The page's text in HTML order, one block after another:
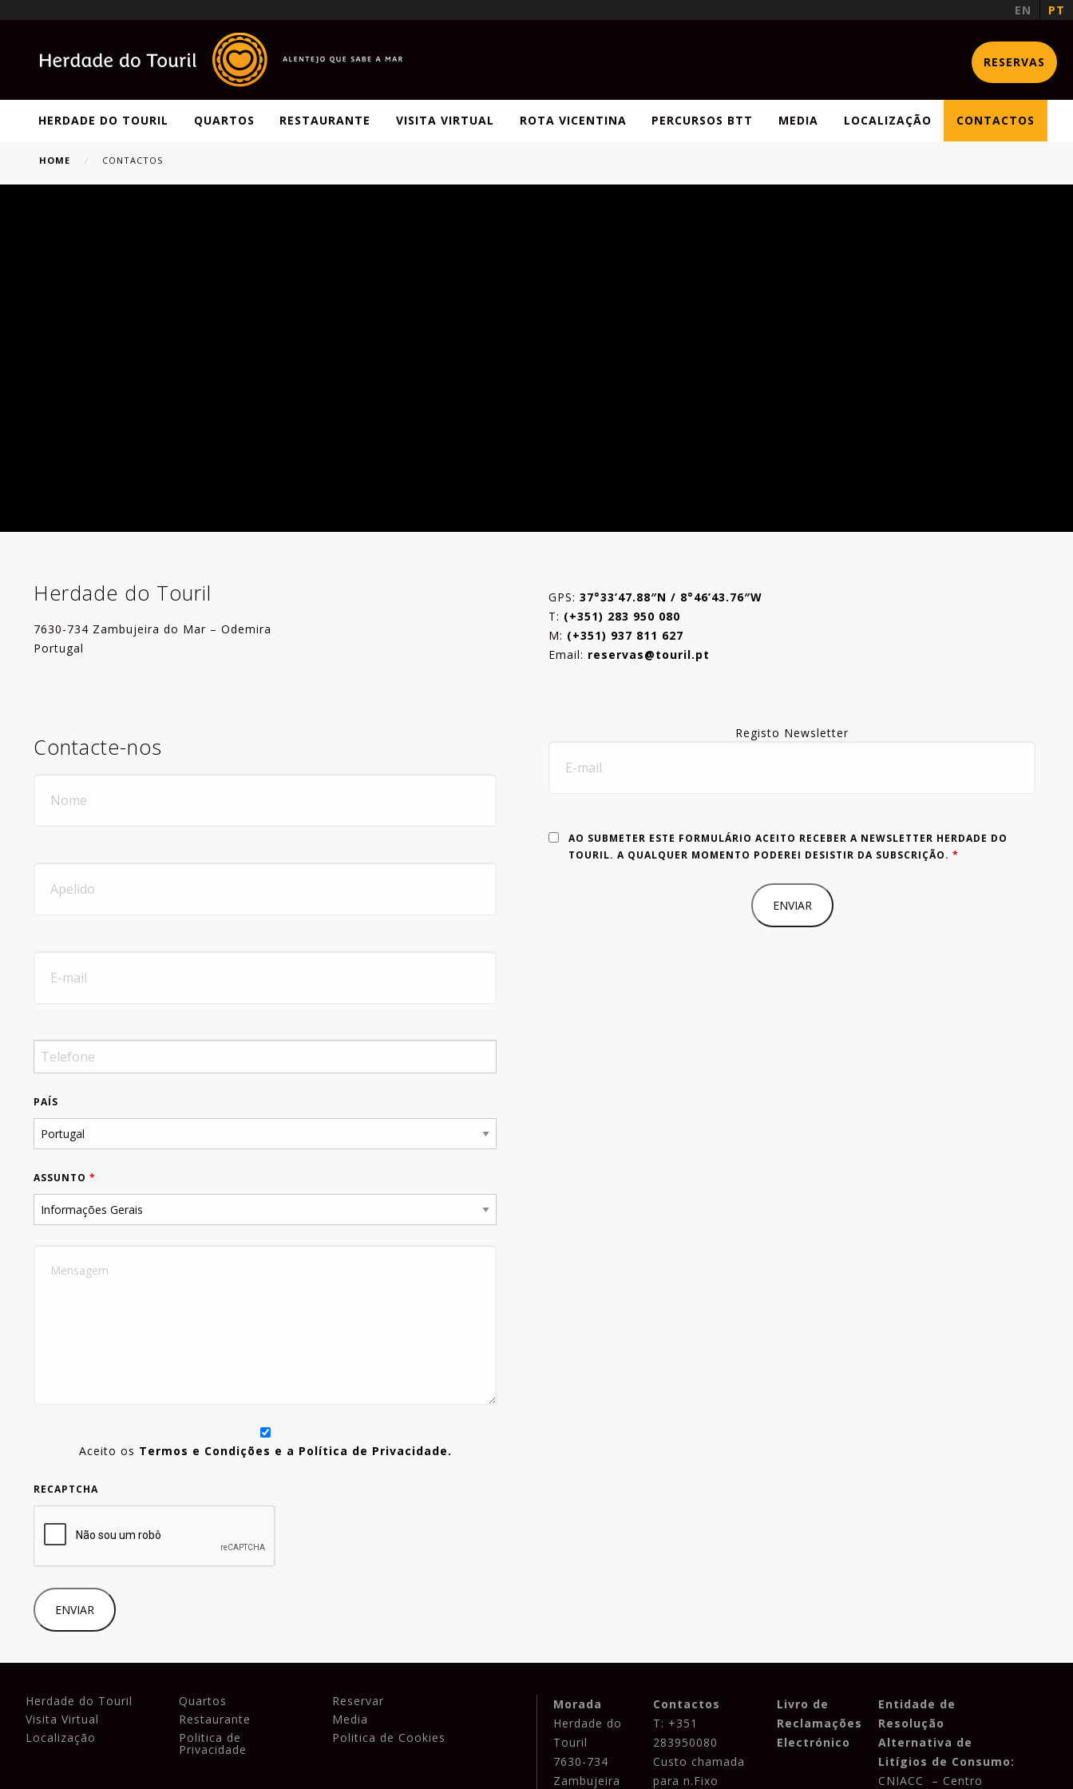
HERDADE DO TOURIL QUARTOS RESTAURANTE VISITA VIRTUAL ROTA VICENTINA PERCURSOS BTT MEDIA LOCALIZAÇÃO CONTACTOS
RESERVAS
EN PT
HOME CONTACTOS
Herdade do Touril
7630-734 Zambujeira do Mar – Odemira
Portugal
Contacte-nos
PAÍS
ASSUNTO *
Aceito os Termos e Condições e a Política de Privacidade.
RECAPTCHA
GPS: 37°33’47.88″N / 8°46’43.76″W
T: (+351) 283 950 080
M: (+351) 937 811 627
Email: reservas@touril.pt
Registo Newsletter
AO SUBMETER ESTE FORMULÁRIO ACEITO RECEBER A NEWSLETTER HERDADE DO
TOURIL. A QUALQUER MOMENTO PODEREI DESISTIR DA SUBSCRIÇÃO.*
Herdade do Touril Quartos
Reservar
Visita Virtual
Restaurante
Media
Localização
Politica de
Privacidade
Politica de Cookies
Morada
Herdade do
Touril
7630-734
Zambujeira
Contactos
T: +351
283950080
Custo chamada
para n.Fixo
Livro de
Reclamações
Electrónico
Entidade de
Resolução
Alternativa de
Litígios de Consumo:
CNIACC
– Centro